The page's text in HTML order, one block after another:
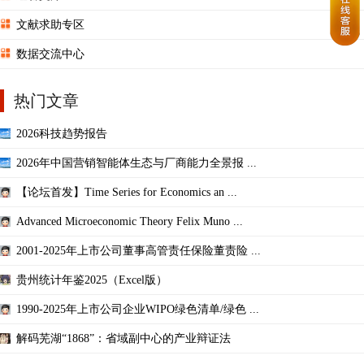
文献求助专区
数据交流中心
热门文章
2026科技趋势报告
2026年中国营销智能体生态与厂商能力全景报 ...
【论坛首发】Time Series for Economics an ...
Advanced Microeconomic Theory Felix Muno ...
2001-2025年上市公司董事高管责任保险董责险 ...
贵州统计年鉴2025（Excel版）
1990-2025年上市公司企业WIPO绿色清单/绿色 ...
解码芜湖“1868”：省域副中心的产业辩证法